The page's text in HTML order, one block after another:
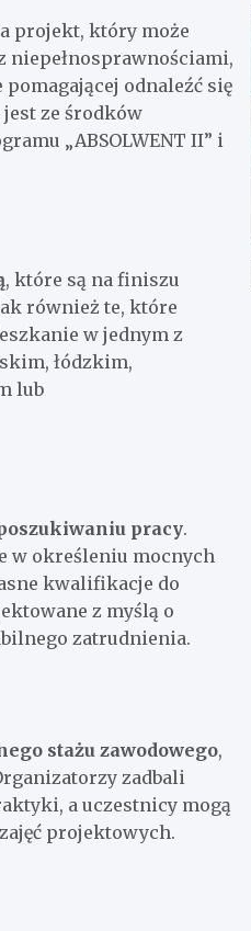
projekt, który może
niepełnosprawnościami,
odnaleźć się
ze środków
„ABSOLWENT II” i
, które są na finiszu
również te, które
w jednym z
łódzkim,
lub
pracy.
w określeniu mocnych
kwalifikacje do
z myślą o
zatrudnienia.
stażu zawodowego,
zadbali
a uczestnicy mogą
projektowych.